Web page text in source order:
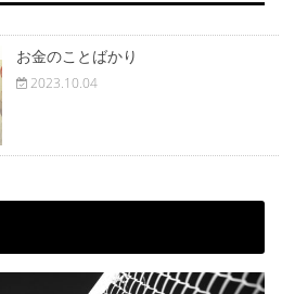
お金のことばかり
2023.10.04